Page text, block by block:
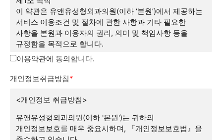
이 약관은 유앤유성형외과의원(이하 ‘본원’)에서 제공하는
서비스 이용조건 및 절차에 관한 사항과 기타 필요한
사항을 본원과 이용자의 권리, 의미 및 책임사항 등을
규정함을 목적으로 합니다.
제2조 약관의 효력과 변경
발생합니다.
(2) 본원은 사정 변경의 경우와 영업상 중요사유가 있을 때
약관을 변경할 수 있으며, 변경된 약관은 전항과 같은
방법으로 효력이 발생합니다.
제3조 약관 외 준칙
이용약관에 동의합니다.
개인정보취급방침*
<개인정보 취급방침>
유앤유성형외과의원(이하 '본원')는 귀하의
개인정보보호를 매우 중요시하며, 『개인정보보호법』을